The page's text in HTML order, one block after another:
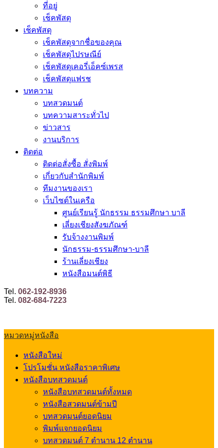
ที่อยู่
เช็คพัสดุ
เช็คพัสดุ
เช็คพัสดุจากชื่อของคุณ
เช็คพัสดุไปรษณีย์
เช็คพัสดุเคอรี่เอ็คซ์เพรส
เช็คพัสดุแฟรช
บทความ
บทสวดมนต์
บทความสาระทั่วไป
ข่าวสาร
งานบริการ
ติดต่อ
ติดต่อสั่งซื้อ สั่งพิมพ์
เกี่ยวกับสำนักพิมพ์
ทีมงานของเรา
เว็บไซต์ในเครือ
ศูนย์เรียนรู้ นักธรรม ธรรมศึกษา บาลี
เลี่ยงเชียงสังฆภัณฑ์
รับจ้างงานพิมพ์
นักธรรม-ธรรมศึกษา-บาลี
ร้านเลี่ยงเชียง
หนังสือมนต์พิธี
Tel. 062-192-8936
Tel. 082-684-7223
หมวดหมู่หนังสือ
หนังสือใหม่
โปรโมชั่น หนังสือราคาพิเศษ
หนังสือบทสวดมนต์
หนังสือบทสวดมนต์ทั้งหมด
หนังสือสวดมนต์ข้ามปี
บทสวดมนต์ยอดนิยม
พิมพ์แจกยอดนิยม
บทสวดมนต์ 7 ตำนาน 12 ตำนาน